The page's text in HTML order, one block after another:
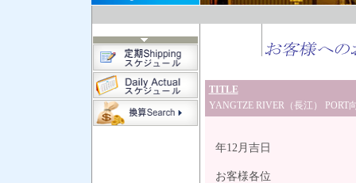
TITLE
YANGTZE RIVER（長江）
年12月吉日
お客様各位